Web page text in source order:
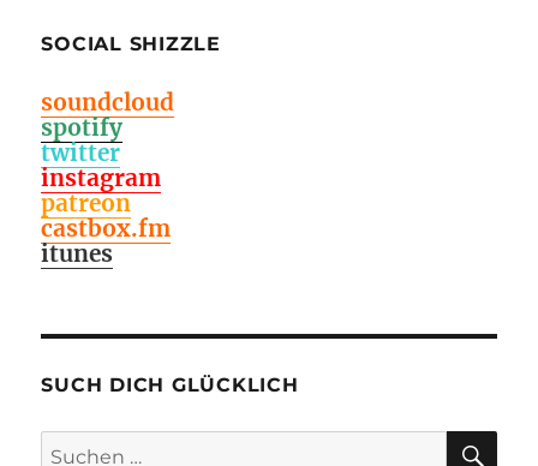
SOCIAL SHIZZLE
soundcloud
spotify
twitter
instagram
patreon
castbox.fm
itunes
SUCH DICH GLÜCKLICH
Suchen